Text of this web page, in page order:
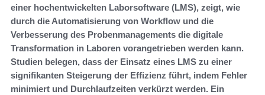
einer hochentwickelten Laborsoftware (LMS), zeigt, wie
durch die Automatisierung von Workflow und die
Verbesserung des Probenmanagements die digitale
Transformation in Laboren vorangetrieben werden kann.
Studien belegen, dass der Einsatz eines LMS zu einer
signifikanten Steigerung der Effizienz führt, indem Fehler
minimiert und Durchlaufzeiten verkürzt werden. Ein